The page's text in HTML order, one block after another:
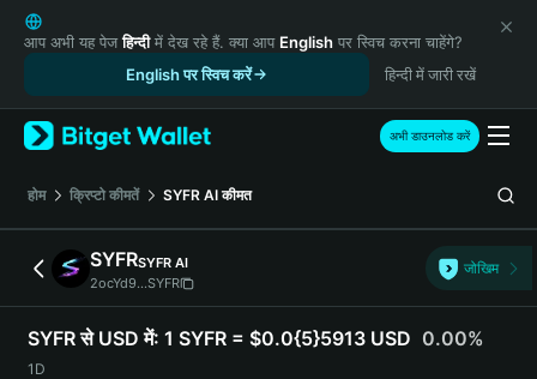
English
日本語
Русский
Español (Latinoamérica)
Türkçe
Italiano
简体中文
繁體中文
Português (Portugal)
Bahasa Indonesia
आप अभी यह पेजहिन्दीमें देख रहे हैं. क्या आप English पर स्विच करना चाहेंगे?
English पर स्विच करें
हिन्दी में जारी रखें
अभी डाउनलोड करें
होम क्रिप्टो कीमतें SYFR AI कीमत
SYFRSYFR AI
2ocYd9...SYFR
जोखिम
SYFR से USD में: 1 SYFR = $0.0{5}5913 USD 0.00%
1D